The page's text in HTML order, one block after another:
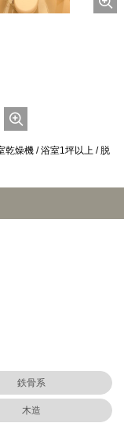
乾燥機 / 浴室1坪以上 / 脱
鉄骨系
木造